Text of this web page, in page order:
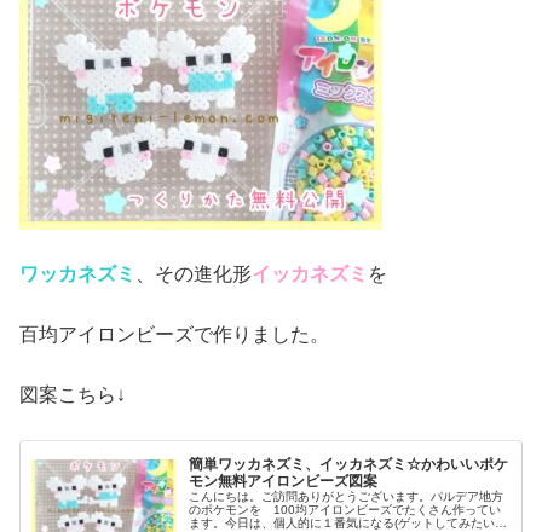
ワッカネズミ 、その進化形イッカネズミ を
百均アイロンビーズで作りました。
図案こちら↓
簡単ワッカネズミ、イッカネズミ☆かわいいポケ
モン無料アイロンビーズ図案
こんにちは。ご訪問ありがとうございます。パルデア地方
のポケモンを 100均アイロンビーズでたくさん作ってい
ます。今日は、個人的に１番気になる(ゲットしてみたい)